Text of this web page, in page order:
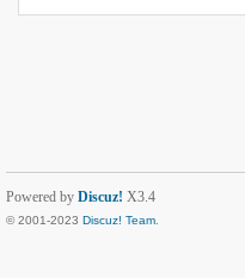
Powered by Discuz! X3.4
© 2001-2023 Discuz! Team